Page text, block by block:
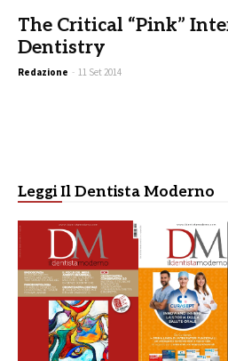
The Critical “Pink”
Dentistry
Redazione - 11 Set 2014
Leggi Il Dentista Moderno